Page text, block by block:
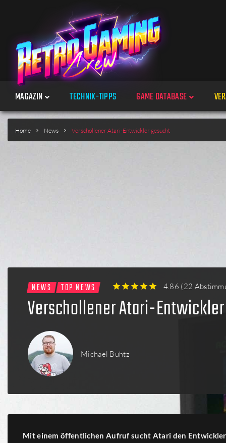
MAGAZIN TECHNIK-TIPPS GAME DATABASE
Menschen
Home News Verschollener Atari-Entwickler gesucht
NEWS TOP NEWS 4.86 (22
Verschollener Atari-
Michael Buhtz
Mit einem öffentlichen Aufruf sucht Atari den